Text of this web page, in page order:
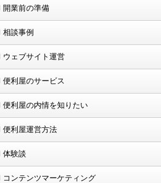
開業前の準備
相談事例
ウェブサイト運営
便利屋のサービス
便利屋の内情を知りたい
便利屋運営方法
体験談
コンテンツマーケティング